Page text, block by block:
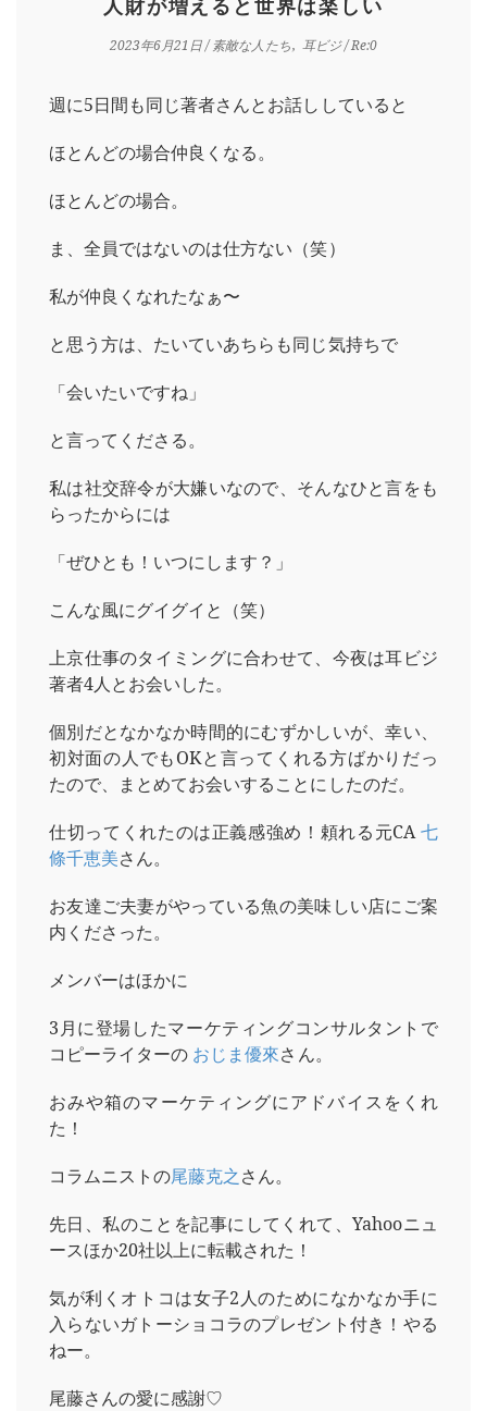
人財が増えると世界は楽しい
2023年6月21日/素敵な人たち 耳ビジ/ Re:0
週に5日間も同じ著者さんとお話ししていると
ほとんどの場合仲良くなる。
ほとんどの場合。
ま、全員ではないのは仕方ない（笑）
私が仲良くなれたなぁ〜
と思う方は、たいていあちらも同じ気持ちで
「会いたいですね」
と言ってくださる。
私は社交辞令が大嫌いなので、そんなひと言をも
らったからには
「ぜひとも！いつにします？」
こんな風にグイグイと（笑）
上京仕事のタイミングに合わせて、今夜は耳ビジ
著者4人とお会いした。
個別だとなかなか時間的にむずかしいが、幸い、
初対面の人でもOKと言ってくれる方ばかりだっ
たので、まとめてお会いすることにしたのだ。
仕切ってくれたのは正義感強め！頼れる元CA七
條千恵美さん。
お友達ご夫妻がやっている魚の美味しい店にご案
内くださった。
メンバーはほかに
3月に登場したマーケティングコンサルタントで
コピーライターの おじま優來さん。
おみや箱のマーケティングにアドバイスをくれ
た！
コラムニストの尾藤克之さん。
先日、私のことを記事にしてくれて、Yahooニュ
ースほか20社以上に転載された！
気が利くオトコは女子2人のためになかなか手に
入らないガトーショコラのプレゼント付き！やる
ねー。
尾藤さんの愛に感謝♡